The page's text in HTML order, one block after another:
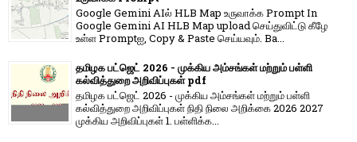
Google Gemini AIல் HLB Map உருவாக்க Prompt In
Google Gemini AI HLB Map upload செய்துவிட்டு கீழே
உள்ள Promptஐ, Copy & Paste செய்யவும். Ba...
தமிழக பட்ஜெட் 2026 - முக்கிய அம்சங்கள் மற்றும் பள்ளி
கல்வித்துறை அறிவிப்புகள் pdf
தமிழக பட்ஜெட் 2026 - முக்கிய அம்சங்கள் மற்றும் பள்ளி
கல்வித்துறை அறிவிப்புகள் நிதி நிலை அறிக்கை 2026 2027
முக்கிய அறிவிப்புகள் 1. பள்ளிக்க...